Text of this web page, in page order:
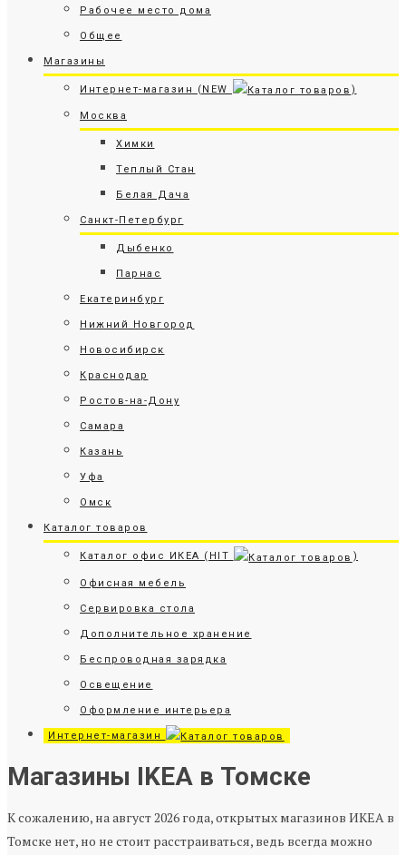
Рабочее место дома
Общее
Магазины
Интернет-магазин (NEW )
Москва
Химки
Теплый Стан
Белая Дача
Санкт-Петербург
Дыбенко
Парнас
Екатеринбург
Нижний Новгород
Новосибирск
Краснодар
Ростов-на-Дону
Самара
Казань
Уфа
Омск
Каталог товаров
Каталог офис ИКЕА (HIT )
Офисная мебель
Сервировка стола
Дополнительное хранение
Беспроводная зарядка
Освещение
Оформление интерьера
Интернет-магазин
Магазины IKEA в Томске
К сожалению, на август 2026 года, открытых магазинов ИКЕА в
Томске нет, но не стоит расстраиваться, ведь всегда можно